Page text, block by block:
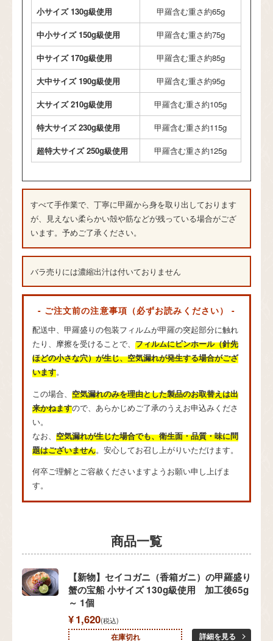
小サイズ 130g級使用
甲羅含む重さ約65g
中小サイズ 150g級使用
甲羅含む重さ約75g
中サイズ 170g級使用
甲羅含む重さ約85g
大中サイズ 190g級使用
甲羅含む重さ約95g
大サイズ 210g級使用
甲羅含む重さ約105g
特大サイズ 230g級使用
甲羅含む重さ約115g
超特大サイズ 250g級使用
甲羅含む重さ約125g
すべて手作業で、丁寧に甲羅から身を取り出しております
が、見えない柔らかい殻や筋などが残っている場合がござ
います。予めご了承ください。
バラ売りには濃縮出汁は付いておりません
- ご注文前の注意事項（必ずお読みください） -
配送中、甲羅盛りの包装フィルムが甲羅の突起部分に触れ
たり、摩擦を受けることで、フィルムにピンホール（針先
ほどの小さな穴）が生じ、空気漏れが発生する場合がござ
います。
この場合、空気漏れのみを理由とした製品のお取替えは出
来かねますので、あらかじめご了承のうえお申込みくださ
い。
なお、空気漏れが生じた場合でも、衛生面・品質・味に問
題はございません。安心してお召し上がりいただけます。
何卒ご理解とご容赦くださいますようお願い申し上げま
す。
【新物】セイコガニ（香箱ガニ）の甲羅盛り
蟹の宝船 小サイズ 130g級使用 加工後65g
～ 1個
¥1,620 税込
在庫切れ 詳細を見る